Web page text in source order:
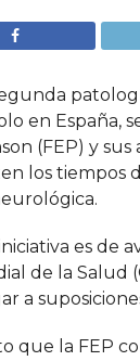
en España,
(FEP) y
los tiempos
es de
de la Salud
a
que la FEP